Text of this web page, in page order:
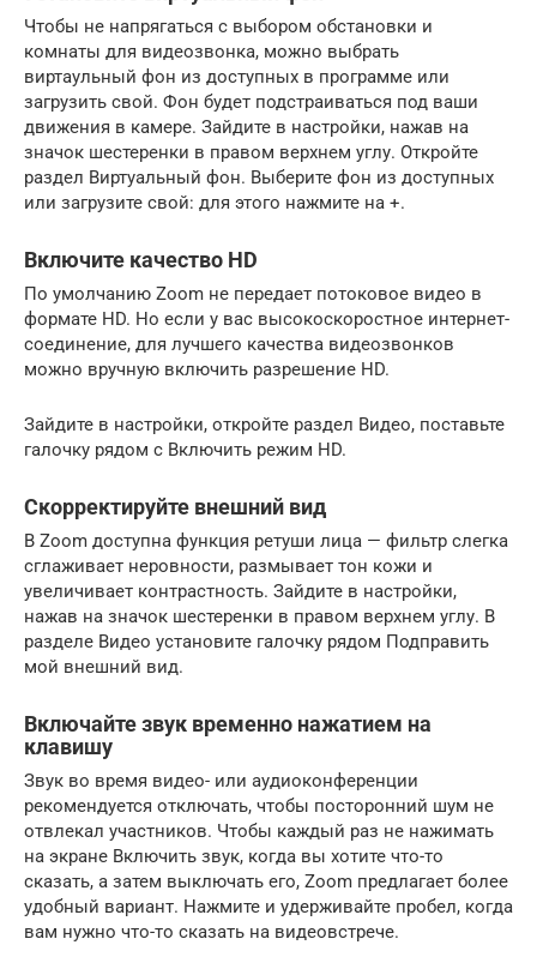
Чтобы не напрягаться с выбором обстановки и
комнаты для видеозвонка, можно выбрать
виртаульный фон из доступных в программе или
загрузить свой. Фон будет подстраиваться под ваши
движения в камере. Зайдите в настройки, нажав на
значок шестеренки в правом верхнем углу. Откройте
раздел Виртуальный фон. Выберите фон из доступных
или загрузите свой: для этого нажмите на +.
Включите качество HD
По умолчанию Zoom не передает потоковое видео в
формате HD. Но если у вас высокоскоростное интернет-
соединение, для лучшего качества видеозвонков
можно вручную включить разрешение HD.
Зайдите в настройки, откройте раздел Видео, поставьте
галочку рядом с Включить режим HD.
Скорректируйте внешний вид
В Zoom доступна функция ретуши лица — фильтр слегка
сглаживает неровности, размывает тон кожи и
увеличивает контрастность. Зайдите в настройки,
нажав на значок шестеренки в правом верхнем углу. В
разделе Видео установите галочку рядом Подправить
мой внешний вид.
Включайте звук временно нажатием на
клавишу
Звук во время видео- или аудиоконференции
рекомендуется отключать, чтобы посторонний шум не
отвлекал участников. Чтобы каждый раз не нажимать
на экране Включить звук, когда вы хотите что-то
сказать, а затем выключать его, Zoom предлагает более
удобный вариант. Нажмите и удерживайте пробел, когда
вам нужно что-то сказать на видеовстрече.